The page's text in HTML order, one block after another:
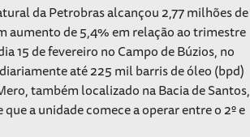
da Petrobras alcançou 2,77 milhões de
aumento de 5,4% em relação ao trimestre
15 de fevereiro no Campo de Búzios, no
até 225 mil barris de óleo (bpd)
também localizado na Bacia de Santos,
a unidade comece a operar entre o 2º e